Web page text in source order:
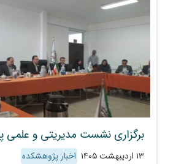
۱۳ اردیبهشت ۱۴۰۵ اخبار پژوهشکده